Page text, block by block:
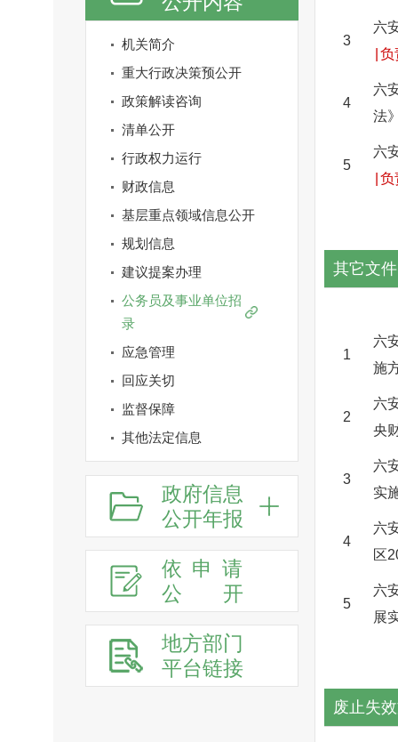
机关简介
重大行政决策预公开
政策解读咨询
清单公开
行政权力运行
财政信息
基层重点领域信息公开
规划信息
建议提案办理
公务员及事业单位招
录
应急管理
回应关切
监督保障
其他法定信息
政府信息
公开年报
依申请
公
开
地方部门
平台链接
3
六
负
4
六
法
5
六
负
其它文件
1
六
施
2
六
央
3
六
实
4
六
区
5
六
展
废止失